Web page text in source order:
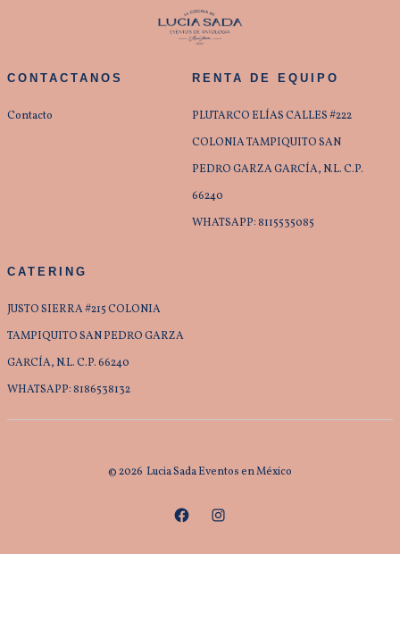
CONTACTANOS
Contacto
RENTA DE EQUIPO
PLUTARCO ELÍAS CALLES #222
COLONIA TAMPIQUITO SAN
PEDRO GARZA GARCÍA, N.L. C.P.
66240
WHATSAPP: 8115535085
CATERING
JUSTO SIERRA #215 COLONIA
TAMPIQUITO SAN PEDRO GARZA
GARCÍA, N.L. C.P. 66240
WHATSAPP: 8186538132
© 2026 Lucia Sada Eventos en México
Abrir
Facebook
Abrir
Instagram